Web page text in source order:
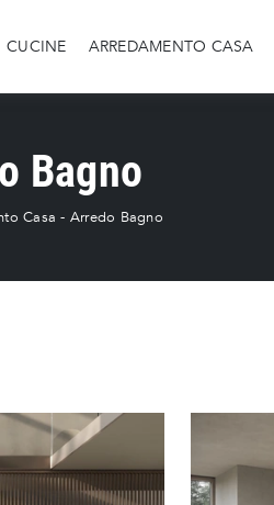
CUCINE ARREDAMENTO CASA
Bagno
Casa - Arredo Bagno